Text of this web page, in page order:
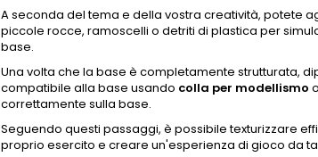
A seconda del tema e della vostra creatività, potete
piccole rocce, ramoscelli o detriti di plastica per
base.
Una volta che la base è completamente strutturata,
compatibile alla base usando colla per modellismo o
correttamente sulla base.
Seguendo questi passaggi, è possibile texturizzare
proprio esercito e creare un'esperienza di gioco da